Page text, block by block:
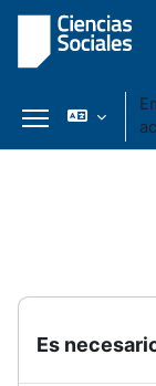
Panel lateral
Es